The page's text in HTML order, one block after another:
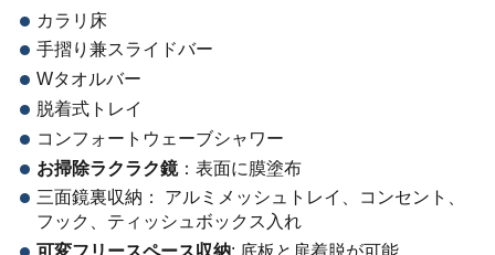
カラリ床
手摺り兼スライドバー
Wタオルバー
脱着式トレイ
コンフォートウェーブシャワー
お掃除ラクラク鏡：表面に膜塗布
三面鏡裏収納： アルミメッシュトレイ、コンセント、
フック、ティッシュボックス入れ
可変フリースペース収納: 底板と扉着脱が可能